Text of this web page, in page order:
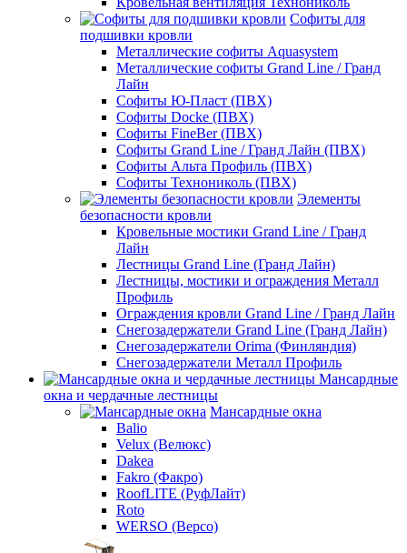
Cофиты для
подшивки кровли
Металлические софиты Aquasystem
Металлические софиты Grand Line / Гранд
Лайн
Софиты Ю-Пласт (ПВХ)
Софиты Docke (ПВХ)
Софиты FineBer (ПВХ)
Софиты Grand Line / Гранд Лайн (ПВХ)
Софиты Альта Профиль (ПВХ)
Софиты Технониколь (ПВХ)
Элементы
безопасности кровли
Кровельные мостики Grand Line / Гранд
Лайн
Лестницы Grand Line (Гранд Лайн)
Лестницы, мостики и ограждения Металл
Профиль
Ограждения кровли Grand Line / Гранд Лайн
Снегозадержатели Grand Line (Гранд Лайн)
Снегозадержатели Orima (Финляндия)
Снегозадержатели Металл Профиль
Мансардные
окна и чердачные лестницы
Мансардные окна
Balio
Velux (Велюкс)
Dakea
Fakro (Факро)
RoofLITE (РуфЛайт)
Roto
WERSO (Версо)